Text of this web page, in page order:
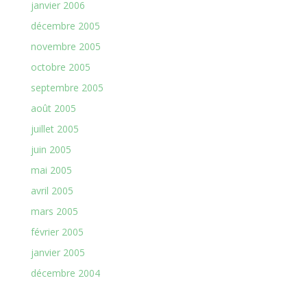
janvier 2006
décembre 2005
novembre 2005
octobre 2005
septembre 2005
août 2005
juillet 2005
juin 2005
mai 2005
avril 2005
mars 2005
février 2005
janvier 2005
décembre 2004